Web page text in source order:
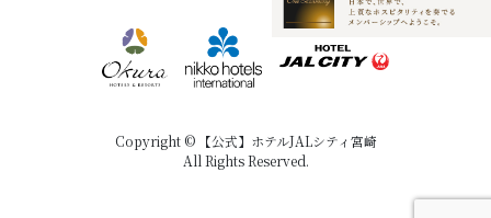
Copyright © 【公式】ホテルJALシティ宮崎
All Rights Reserved.